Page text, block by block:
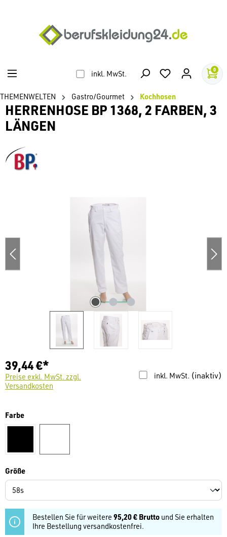
inkl. MwSt. 0
THEMENWELTEN Gastro/Gourmet Kochhosen
HERRENHOSE BP 1368, 2 FARBEN, 3
LÄNGEN
39,44 €*
inkl. MwSt. (inaktiv)
Preise exkl. MwSt. zzgl.
Versandkosten
Farbeauswählen
Größeauswählen
Bestellen Sie für weitere 95,20 € Brutto und Sie erhalten
Ihre Bestellung versandkostenfrei.